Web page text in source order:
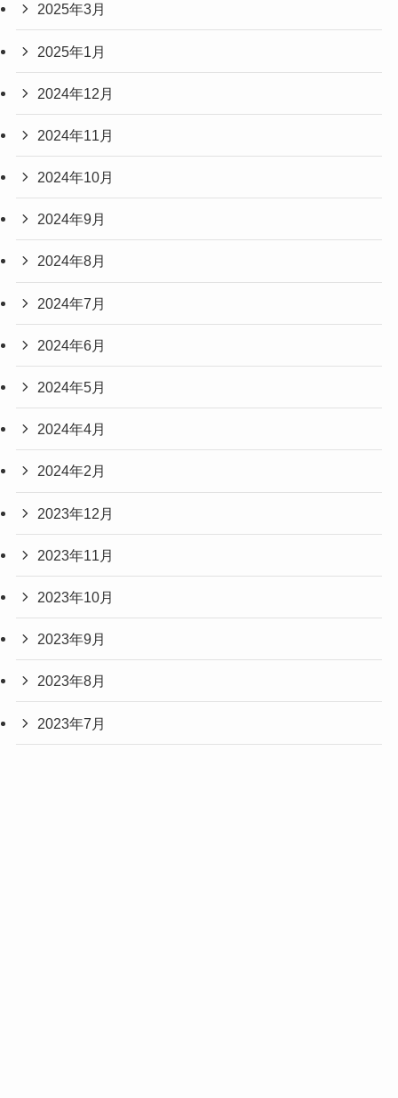
2025年3月
2025年1月
2024年12月
2024年11月
2024年10月
2024年9月
2024年8月
2024年7月
2024年6月
2024年5月
2024年4月
2024年2月
2023年12月
2023年11月
2023年10月
2023年9月
2023年8月
2023年7月